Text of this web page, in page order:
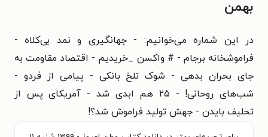
بهمن
در این شماره می‌خوانیم: - جهانگیری و نمد بی‌کلاه -
فراموشخانه برجام - # واکسن _خریدیم - اقتصاد مقاومت به
جای بحران بدهی - شوک تلخ بانکی - پیامی از فردو -
شب‌‌های روحانی! - ۲۵ هم ابدی شد - آمریکای پس از
تحلیف بایدن - جهش تولید فراموش شد؟!